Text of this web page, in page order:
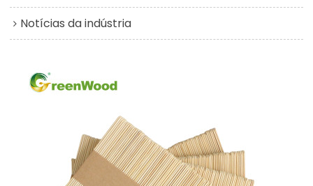
Notícias da indústria